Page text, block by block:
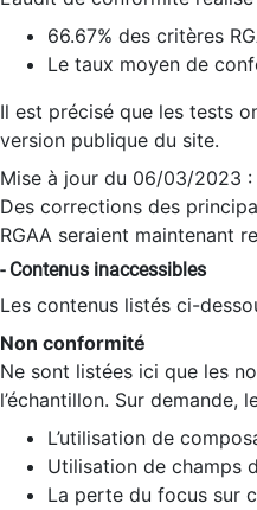
66.67% des critères
Le taux moyen de
Il est précisé que les tests
version publique du site.
Mise à jour du 06/03/2023 :
Des corrections des
RGAA seraient maintenant
- Contenus inaccessibles
Les contenus listés ci-
Non conformité
Ne sont listées ici que les
l’échantillon. Sur
L’utilisation de
Utilisation de champs
La perte du focus sur